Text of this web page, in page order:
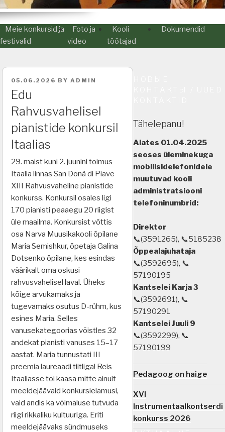
Meie konkursid ja
festivalid
Foto ja
video
Kooli
töötajad
Dokumendid
POSTED
ON
05.06.2026 BY ADMIN
Edu
Rahvusvahelisel
pianistide konkursil
Itaalias
29. maist kuni 2. juunini toimus
Itaalia linnas San Donà di Piave
XIII Rahvusvaheline pianistide
konkurss. Konkursil osales ligi
170 pianisti peaaegu 20 riigist
üle maailma. Konkursist võttis
osa Narva Muusikakooli õpilane
Maria Semishkur, õpetaja Galina
Dotsenko õpilane, kes esindas
väärikalt oma oskusi
rahvusvahelisel laval. Üheks
kõige arvukamaks ja
tugevamaks osutus D-rühm, kus
esines Maria. Selles
vanusekategoorias võistles 32
andekat pianisti vanuses 15–17
aastat. Maria tunnustati III
preemia laureaadi tiitliga! Reis
Itaaliasse tõi kaasa mitte ainult
meeldejäävaid konkursielamusi,
vaid andis ka võimaluse tutvuda
riigi rikkaliku kultuuriga. Eriti
meeldejäävaks sündmuseks
Tähelepanu!
Alates 01.04.2025
seoses üleminekuga
mobiilsidelefonidele
muutuvad kooli
administratsiooni
telefoninumbrid:
Direktor
📞(3591265), 📞5185238
Õppealajuhataja
📞(3592695), 📞
57190195
Kantselei Karja 3
📞(3592691), 📞
57190291
Kantselei Juuli 9
📞(3592299), 📞
57190199
Pedagoog on haige
XVI
Instrumentaalkontserdi
konkurss 2026